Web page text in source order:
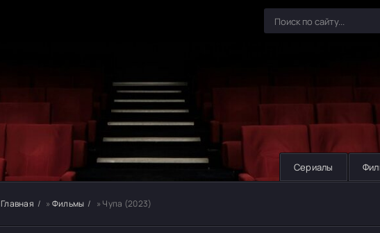
Сериалы
Главная » Фильмы » Чупа (2023)